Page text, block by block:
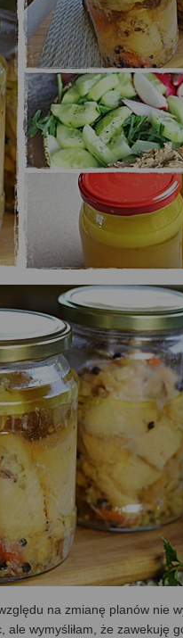
na zmianę planów nie
ale wymyśliłam, że zawekuję